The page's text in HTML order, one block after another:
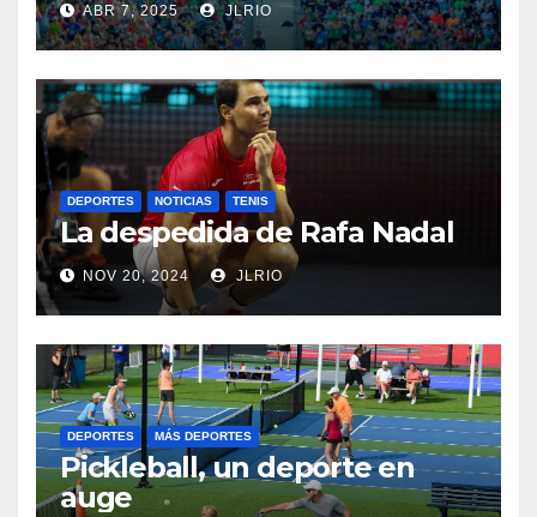
ABR 7, 2025 JLRIO
DEPORTES NOTICIAS TENIS
La despedida de Rafa Nadal
NOV 20, 2024 JLRIO
DEPORTES MÁS DEPORTES
Pickleball, un deporte en
auge